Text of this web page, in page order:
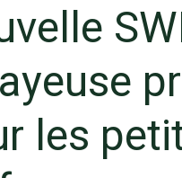
les